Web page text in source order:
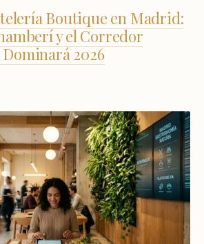
Boutique en Madrid:
y el Corredor
2026